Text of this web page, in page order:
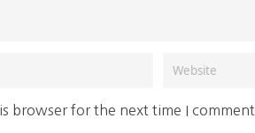
browser for the next time I comment.